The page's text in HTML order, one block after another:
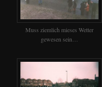
Muss ziemlich mieses Wetter
gewesen sein…